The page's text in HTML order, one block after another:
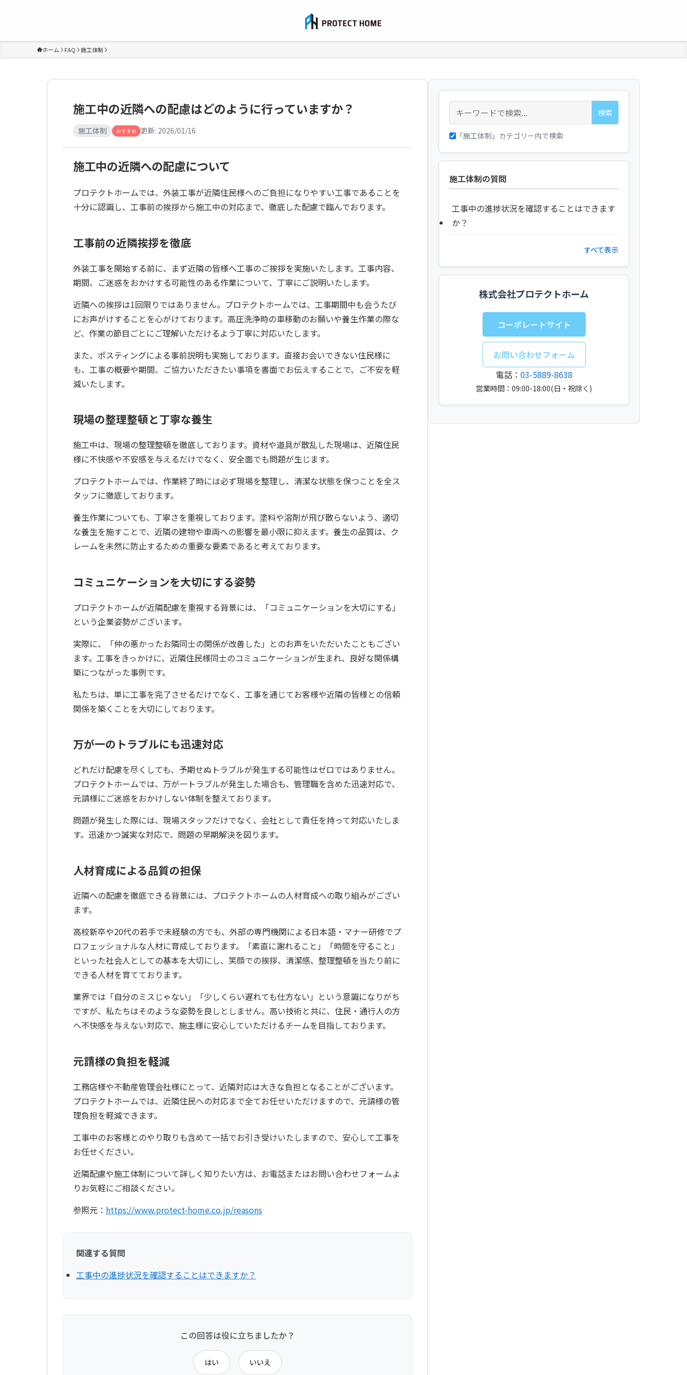
ホーム FAQ 施工体制
施工中の近隣への配慮はどのように行っていますか？
施工体制 おすすめ 更新: 2026/01/16
施工中の近隣への配慮について
プロテクトホームでは、外装工事が近隣住民様へのご負担になりやすい工事であることを
十分に認識し、工事前の挨拶から施工中の対応まで、徹底した配慮で臨んでおります。
工事前の近隣挨拶を徹底
外装工事を開始する前に、まず近隣の皆様へ工事のご挨拶を実施いたします。工事内容、
期間、ご迷惑をおかけする可能性のある作業について、丁寧にご説明いたします。
近隣への挨拶は1回限りではありません。プロテクトホームでは、工事期間中も会うたび
にお声がけすることを心がけております。高圧洗浄時の車移動のお願いや養生作業の際な
ど、作業の節目ごとにご理解いただけるよう丁寧に対応いたします。
また、ポスティングによる事前説明も実施しております。直接お会いできない住民様に
も、工事の概要や期間、ご協力いただきたい事項を書面でお伝えすることで、ご不安を軽
減いたします。
現場の整理整頓と丁寧な養生
施工中は、現場の整理整頓を徹底しております。資材や道具が散乱した現場は、近隣住民
様に不快感や不安感を与えるだけでなく、安全面でも問題が生じます。
プロテクトホームでは、作業終了時には必ず現場を整理し、清潔な状態を保つことを全ス
タッフに徹底しております。
養生作業についても、丁寧さを重視しております。塗料や溶剤が飛び散らないよう、適切
な養生を施すことで、近隣の建物や車両への影響を最小限に抑えます。養生の品質は、ク
レームを未然に防止するための重要な要素であると考えております。
コミュニケーションを大切にする姿勢
プロテクトホームが近隣配慮を重視する背景には、「コミュニケーションを大切にする」
という企業姿勢がございます。
実際に、「仲の悪かったお隣同士の関係が改善した」とのお声をいただいたこともござい
ます。工事をきっかけに、近隣住民様同士のコミュニケーションが生まれ、良好な関係構
築につながった事例です。
私たちは、単に工事を完了させるだけでなく、工事を通じてお客様や近隣の皆様との信頼
関係を築くことを大切にしております。
万が一のトラブルにも迅速対応
どれだけ配慮を尽くしても、予期せぬトラブルが発生する可能性はゼロではありません。
プロテクトホームでは、万が一トラブルが発生した場合も、管理職を含めた迅速対応で、
元請様にご迷惑をおかけしない体制を整えております。
問題が発生した際には、現場スタッフだけでなく、会社として責任を持って対応いたしま
す。迅速かつ誠実な対応で、問題の早期解決を図ります。
人材育成による品質の担保
近隣への配慮を徹底できる背景には、プロテクトホームの人材育成への取り組みがござい
ます。
高校新卒や20代の若手で未経験の方でも、外部の専門機関による日本語・マナー研修でプ
ロフェッショナルな人材に育成しております。「素直に謝れること」「時間を守ること」
といった社会人としての基本を大切にし、笑顔での挨拶、清潔感、整理整頓を当たり前に
できる人材を育てております。
業界では「自分のミスじゃない」「少しくらい遅れても仕方ない」という意識になりがち
ですが、私たちはそのような姿勢を良しとしません。高い技術と共に、住民・通行人の方
へ不快感を与えない対応で、施主様に安心していただけるチームを目指しております。
元請様の負担を軽減
工務店様や不動産管理会社様にとって、近隣対応は大きな負担となることがございます。
プロテクトホームでは、近隣住民への対応まで全てお任せいただけますので、元請様の管
理負担を軽減できます。
工事中のお客様とのやり取りも含めて一括でお引き受けいたしますので、安心して工事を
お任せください。
近隣配慮や施工体制について詳しく知りたい方は、お電話またはお問い合わせフォームよ
りお気軽にご相談ください。
参照元： https://www.protect-home.co.jp/reasons
関連する質問
工事中の進捗状況を確認することはできますか？
この回答は役に立ちましたか？
はい いいえ
検索
「施工体制」カテゴリー内で検索
施工体制の質問
工事中の進捗状況を確認することはできます
か？
すべて表示
株式会社プロテクトホーム
コーポレートサイト
お問い合わせフォーム
電話： 03-5889-8638
営業時間：09:00-18:00(日・祝除く)